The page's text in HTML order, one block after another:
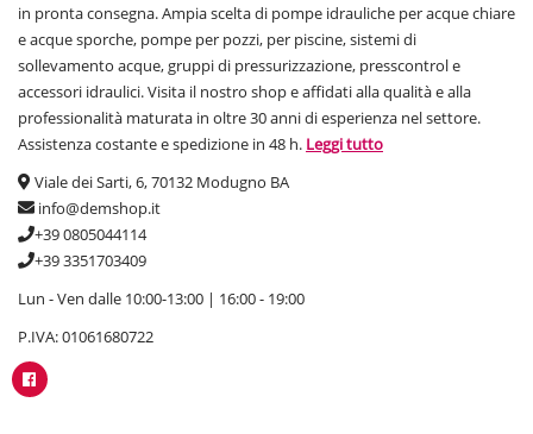
in pronta consegna. Ampia scelta di pompe idrauliche per acque chiare
e acque sporche, pompe per pozzi, per piscine, sistemi di
sollevamento acque, gruppi di pressurizzazione, presscontrol e
accessori idraulici. Visita il nostro shop e affidati alla qualità e alla
professionalità maturata in oltre 30 anni di esperienza nel settore.
Assistenza costante e spedizione in 48 h. Leggi tutto
Viale dei Sarti, 6, 70132 Modugno BA
info@demshop.it
+39 0805044114
+39 3351703409
Lun - Ven dalle 10:00-13:00 | 16:00 - 19:00
P.IVA: 01061680722